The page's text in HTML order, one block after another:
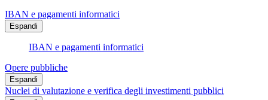
IBAN e pagamenti informatici
Espandi
IBAN e pagamenti informatici
Opere pubbliche
Espandi
Nuclei di valutazione e verifica degli investimenti pubblici